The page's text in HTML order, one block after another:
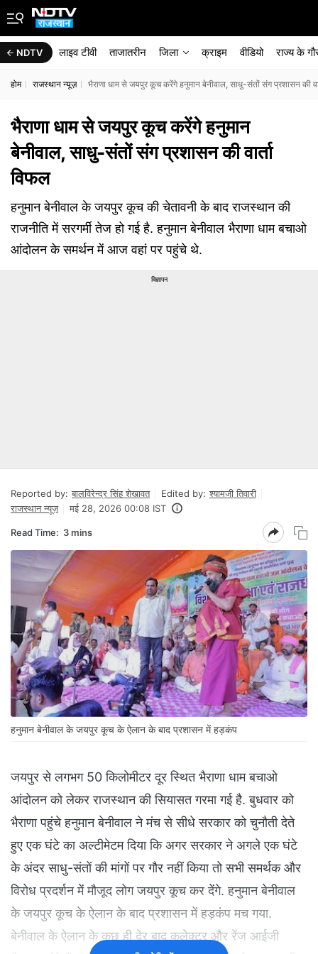
NDTV लाइव टीवी ताजातरीन जिला क्राइम वीडियो राज्‍य के
होम राजस्थान न्यूज़ भैराणा धाम से जयपुर कूच करेंगे हनुमान बेनीवाल, साधु-संतों संग प्रशासन की
भैराणा धाम से जयपुर कूच करेंगे हनुमान
बेनीवाल, साधु-संतों संग प्रशासन की वार्ता
विफल
हनुमान बेनीवाल के जयपुर कूच की चेतावनी के बाद राजस्थान की
राजनीति में सरगर्मी तेज हो गई है. हनुमान बेनीवाल भैराणा धाम बचाओ
आंदोलन के समर्थन में आज वहां पर पहुंचे थे.
विज्ञापन
Reported by: बालविरेन्द्र सिंह शेखावत Edited by: श्यामजी तिवारी
राजस्थान न्यूज़
मई 28, 2026 00:08 IST
Read Time: 3 mins
हनुमान बेनीवाल के जयपुर कूच के ऐलान के बाद प्रशासन में हड़कंप
जयपुर से लगभग 50 किलोमीटर दूर स्थित भैराणा धाम बचाओ
आंदोलन को लेकर राजस्थान की सियासत गरमा गई है. बुधवार को
भैराणा पहुंचे हनुमान बेनीवाल ने मंच से सीधे सरकार को चुनौती देते
हुए एक घंटे का अल्टीमेटम दिया कि अगर सरकार ने अगले एक घंटे
के अंदर साधु-संतों की मांगों पर गौर नहीं किया तो सभी समर्थक और
विरोध प्रदर्शन में मौजूद लोग जयपुर कूच कर देंगे. हनुमान बेनीवाल
के जयपुर कूच के ऐलान के बाद प्रशासन में हड़कंप मच गया.
बेनीवाल के ऐलान के कुछ ही देर बाद कलेक्टर और रेंज आईजी